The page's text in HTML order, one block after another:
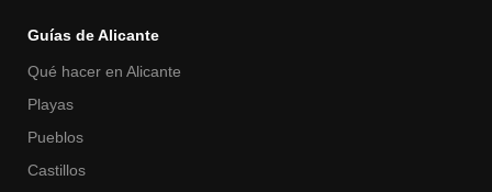
Guías de Alicante
Qué hacer en Alicante
Playas
Pueblos
Castillos